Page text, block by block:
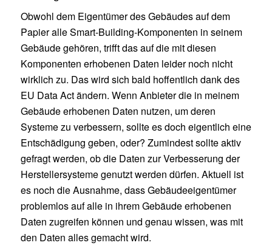
Obwohl dem Eigentümer des Gebäudes auf dem
Papier alle Smart-Building-Komponenten in seinem
Gebäude gehören, trifft das auf die mit diesen
Komponenten erhobenen Daten leider noch nicht
wirklich zu. Das wird sich bald hoffentlich dank des
EU Data Act ändern. Wenn Anbieter die in meinem
Gebäude erhobenen Daten nutzen, um deren
Systeme zu verbessern, sollte es doch eigentlich eine
Entschädigung geben, oder? Zumindest sollte aktiv
gefragt werden, ob die Daten zur Verbesserung der
Herstellersysteme genutzt werden dürfen. Aktuell ist
es noch die Ausnahme, dass Gebäudeeigentümer
problemlos auf alle in ihrem Gebäude erhobenen
Daten zugreifen können und genau wissen, was mit
den Daten alles gemacht wird.